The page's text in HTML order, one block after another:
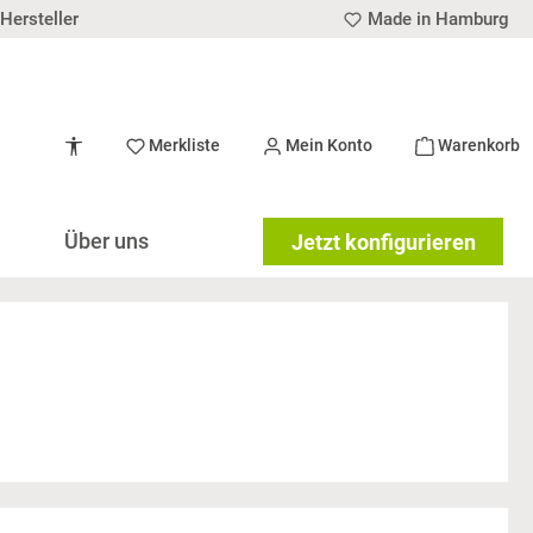
Made in Hamburg
Werkzeugleiste anzeigen
Merkliste Mein Konto Warenkorb
Über uns Jetzt konfigurieren